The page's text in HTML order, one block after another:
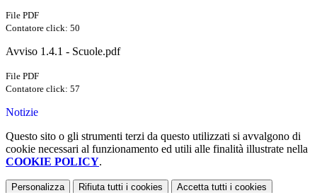
File PDF
Contatore click: 50
Avviso 1.4.1 - Scuole.pdf
File PDF
Contatore click: 57
Notizie
Questo sito o gli strumenti terzi da questo utilizzati si avvalgono di
cookie necessari al funzionamento ed utili alle finalità illustrate nella
COOKIE POLICY.
Personalizza Rifiuta tutti i cookies Accetta tutti i cookies